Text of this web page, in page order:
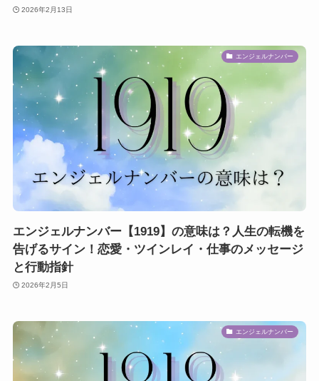
2026年2月13日
エンジェルナンバー
エンジェルナンバー【1919】の意味は？人生の転機を
告げるサイン！恋愛・ツインレイ・仕事のメッセージ
と行動指針
2026年2月5日
エンジェルナンバー